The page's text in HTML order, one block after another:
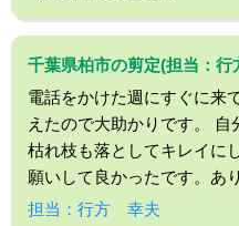
千葉県柏市の剪定(担当：行
電話をかけた週にすぐに来
えたので大助かりです。
枯れ枝も落としてキレイに
願いして良かったです。あ
担当：行方 幸夫